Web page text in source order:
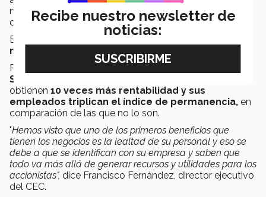
modelo han tenido un impacto positivo en el personal
de las empresas y además, en lo financiero.
Es decir,
negocios de la manera correcta.
Por ejemplo, de acuerdo con el
Standard & Poor's 500
obtienen 10 veces más rentabilidad y sus
empleados triplican el índice de permanencia, en
comparación de las que no lo son.
"Hemos visto que uno de los primeros beneficios que
tienen los negocios es la lealtad de su personal y eso se
debe a que se identifican con su empresa y saben que
todo va más allá de generar recursos y utilidades para los
accionistas", dice Francisco Fernández, director ejecutivo
del CEC.
Recibe nuestro newsletter de
noticias: